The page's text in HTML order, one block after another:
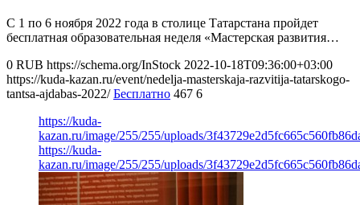
С 1 по 6 ноября 2022 года в столице Татарстана пройдет
бесплатная образовательная неделя «Мастерская развития…
0 RUB https://schema.org/InStock 2022-10-18T09:36:00+03:00
https://kuda-kazan.ru/event/nedelja-masterskaja-razvitija-tatarskogo-
tantsa-ajdabas-2022/ Бесплатно 467 6
https://kuda-
kazan.ru/image/255/255/uploads/
https://kuda-
kazan.ru/image/255/255/uploads/